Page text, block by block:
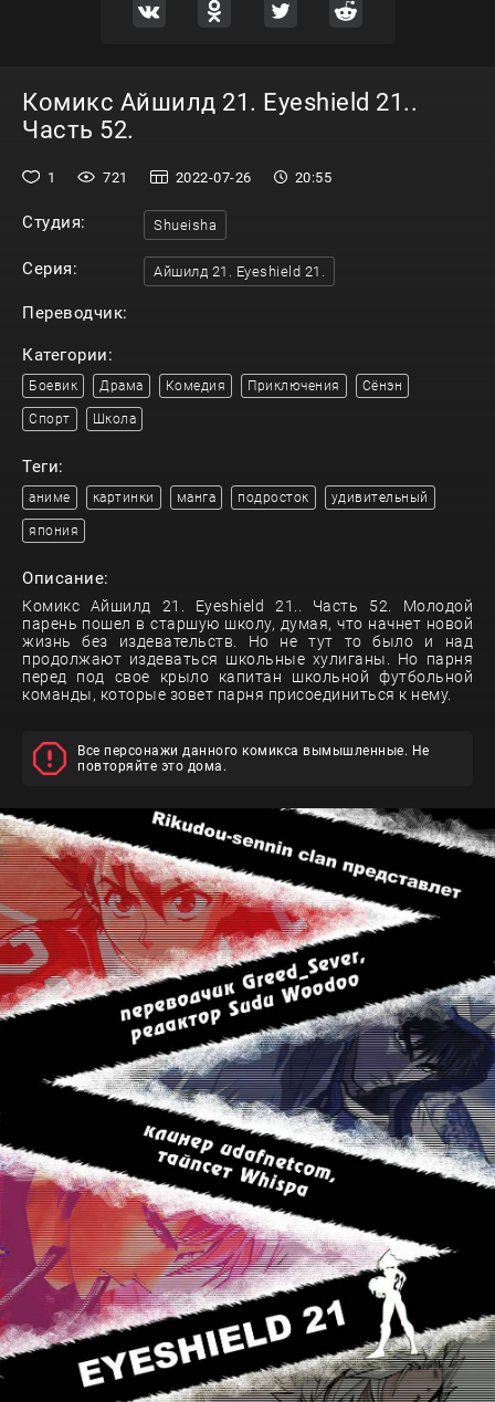
Комикс Айшилд 21. Eyeshield 21..
Часть 52.
1 721 2022-07-26 20:55
Студия: Shueisha
Серия: Айшилд 21. Eyeshield 21.
Переводчик:
Категории:
Боевик Драма Комедия Приключения Сёнэн
Спорт Школа
Теги:
аниме картинки манга подросток удивительный
япония
Описание:
Комикс Айшилд 21. Eyeshield 21.. Часть 52. Молодой
парень пошел в старшую школу, думая, что начнет новой
жизнь без издевательств. Но не тут то было и над
продолжают издеваться школьные хулиганы. Но парня
перед под свое крыло капитан школьной футбольной
команды, которые зовет парня присоединиться к нему.
Все персонажи данного комикса вымышленные. Не
повторяйте это дома.